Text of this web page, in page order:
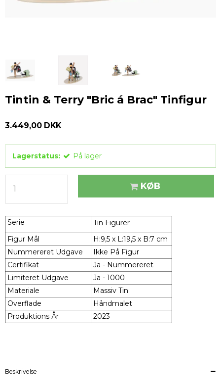
Tintin & Terry "Bric á Brac" Tinfigur
3.449,00 DKK
Lagerstatus: På lager
KØB
Serie
Tin Figurer
Figur Mål
H:9,5 x L:19,5 x B:7 cm
Nummereret Udgave
Ikke På Figur
Certifikat
Ja - Nummereret
Limiteret Udgave
Ja - 1000
Materiale
Massiv Tin
Overflade
Håndmalet
Produktions År
2023
Beskrivelse